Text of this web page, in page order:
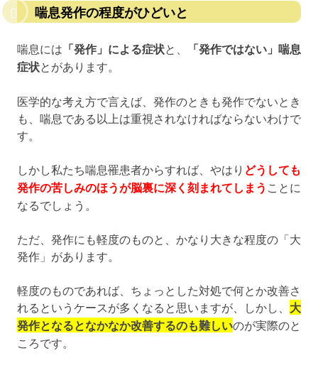
喘息発作の程度がひどいと
喘息には 「発作」による症状と、
「発作ではない」喘息
症状とがあります。
医学的な考え方で言えば、発作のときも発作でないとき
も、喘息である以上は重視されなければならないわけで
す。
しかし私たち喘息罹患者からすれば、やはり どうしても
発作の苦しみのほうが脳裏に深く刻まれてしまう ことに
なるでしょう。
ただ、発作にも軽度のものと、かなり大きな程度の「大
発作」があります。
軽度のものであれば、ちょっとした対処で何とか改善さ
れるというケースが多くなると思いますが、しかし、 大
発作となるとなかなか改善するのも難しいのが実際のと
ころです。